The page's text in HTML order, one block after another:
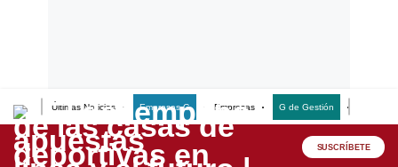
Últimas Noticias Empresas G Empresas G de Gestión
Lo último
Peru Quiosco SUSCRÍBETE